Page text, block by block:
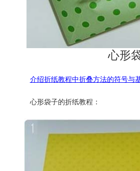
心形
介绍折纸教程中折叠方法的符号与
心形袋子的折纸教程：